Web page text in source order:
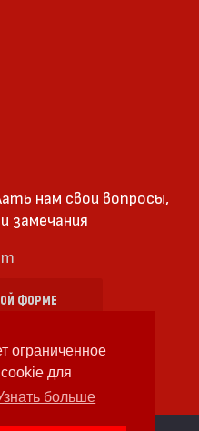
ограниченное
для
больше
нам свои вопросы,
замечания
ФОРМЕ